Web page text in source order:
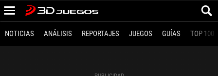
NOTICIAS ANÁLISIS REPORTAJES JUEGOS GUÍAS TOP 100